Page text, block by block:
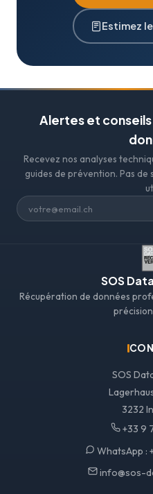
Estimez
Alertes et
Recevez nos analyses
guides de prévention. Pas
SOS
Récupération de données
SOS
3232
+33 9
WhatsApp :
info@sos-